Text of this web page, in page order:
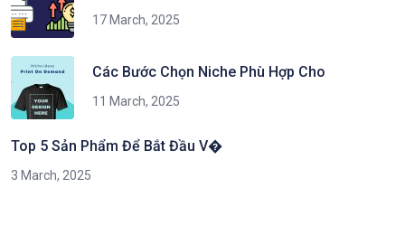
17 March, 2025
Các Bước Chọn Niche Phù Hợp Cho
11 March, 2025
Top 5 Sản Phẩm Để Bắt Đầu V�
3 March, 2025